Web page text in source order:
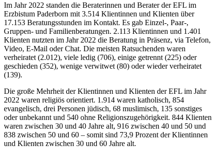
Im Jahr 2022 standen die Beraterinnen und Berater der EFL im
Erzbistum Paderborn mit 3.514 Klientinnen und Klienten über
17.153 Beratungsstunden im Kontakt. Es gab Einzel-, Paar-,
Gruppen- und Familienberatungen. 2.113 Klientinnen und 1.401
Klienten nutzten im Jahr 2022 die Beratung in Präsenz, via Telefon,
Video, E-Mail oder Chat. Die meisten Ratsuchenden waren
verheiratet (2.012), viele ledig (706), einige getrennt (225) oder
geschieden (352), wenige verwitwet (80) oder wieder verheiratet
(139).
Die große Mehrheit der Klientinnen und Klienten der EFL im Jahr
2022 waren religiös orientiert. 1.914 waren katholisch, 854
evangelisch, drei Personen jüdisch, 68 muslimisch, 135 sonstiges
oder unbekannt und 540 ohne Religionszugehörigkeit. 844 Klienten
waren zwischen 30 und 40 Jahre alt, 916 zwischen 40 und 50 und
838 zwischen 50 und 60 – somit sind 73,9 Prozent der Klientinnen
und Klienten zwischen 30 und 60 Jahre alt.